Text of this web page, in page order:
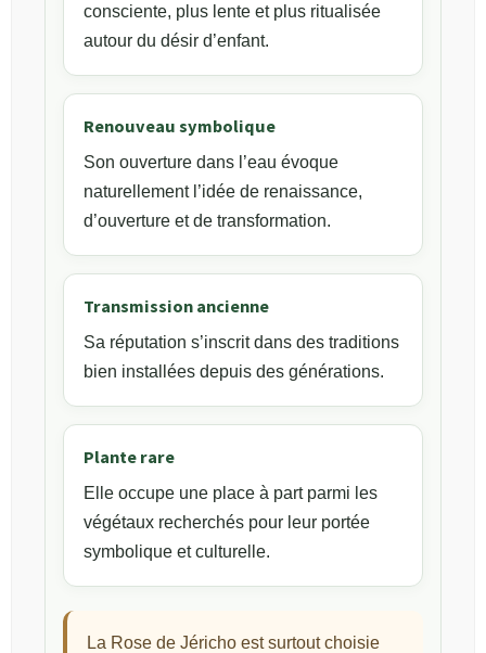
consciente, plus lente et plus ritualisée
autour du désir d’enfant.
Renouveau symbolique
Son ouverture dans l’eau évoque
naturellement l’idée de renaissance,
d’ouverture et de transformation.
Transmission ancienne
Sa réputation s’inscrit dans des traditions
bien installées depuis des générations.
Plante rare
Elle occupe une place à part parmi les
végétaux recherchés pour leur portée
symbolique et culturelle.
La Rose de Jéricho est surtout choisie